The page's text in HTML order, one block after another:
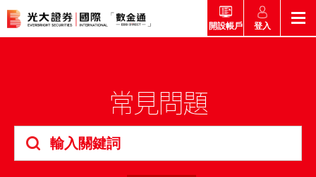
市場快訊
市場概要
市場導航
研究報告總覽
簡介
收費及其他費用
開設帳戶 登入
常見問題